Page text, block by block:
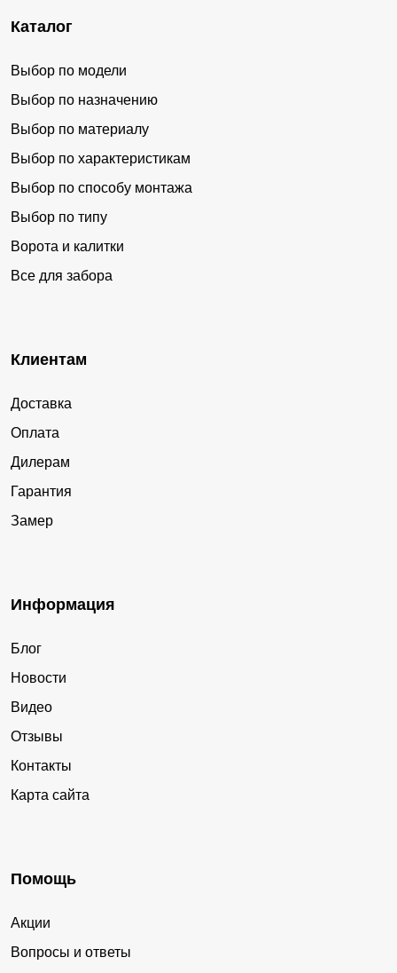
Каталог
Выбор по модели
Выбор по назначению
Выбор по материалу
Выбор по характеристикам
Выбор по способу монтажа
Выбор по типу
Ворота и калитки
Все для забора
Клиентам
Доставка
Оплата
Дилерам
Гарантия
Замер
Информация
Блог
Новости
Видео
Отзывы
Контакты
Карта сайта
Помощь
Акции
Вопросы и ответы